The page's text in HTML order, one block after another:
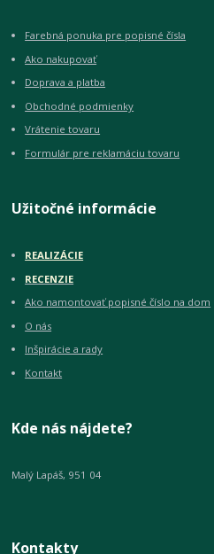
Farebná ponuka pre popisné čísla
Ako nakupovať
Doprava a platba
Obchodné podmienky
Vrátenie tovaru
Formulár pre reklamáciu tovaru
Užitočné informácie
REALIZÁCIE
RECENZIE
Ako namontovať popisné číslo na dom
O nás
Inšpirácie a rady
Kontakt
Kde nás nájdete?
Malý Lapáš, 951 04
Kontakty